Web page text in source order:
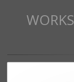
WORKS